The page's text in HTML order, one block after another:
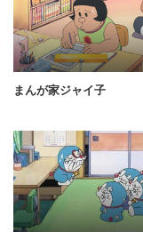
まんが家ジャイ子